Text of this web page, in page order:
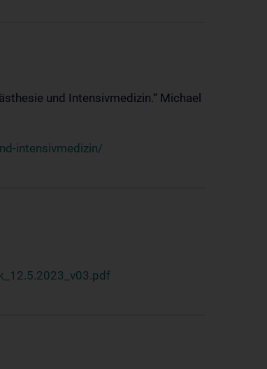
und Intensivmedizin.“ Michael
intensivmedizin/